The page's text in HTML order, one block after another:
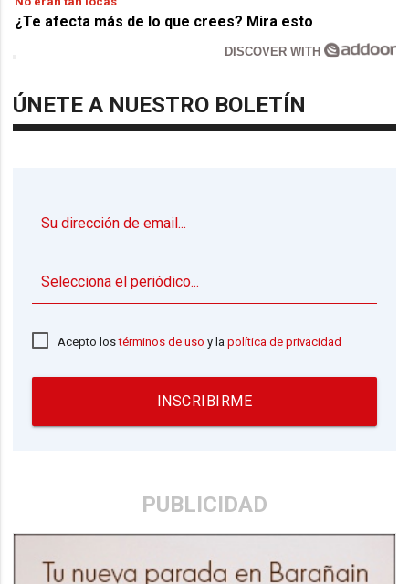
¿Te afecta más de lo que crees? Mira esto
DISCOVER WITH
ÚNETE A NUESTRO BOLETÍN
Acepto lostérminos de uso y lapolítica de privacidad
INSCRIBIRME
PUBLICIDAD